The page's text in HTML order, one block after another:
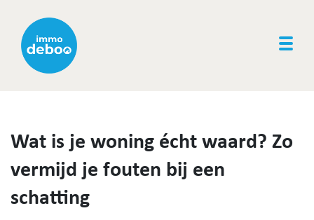
Wat is je woning écht waard? Zo
vermijd je fouten bij een
schatting